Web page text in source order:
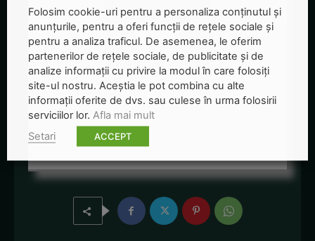
Redactia-Green-Report
+ posts
Folosim cookie-uri pentru a personaliza conținutul și
anunțurile, pentru a oferi funcții de rețele sociale și
pentru a analiza traficul. De asemenea, le oferim
partenerilor de rețele sociale, de publicitate și de
analize informații cu privire la modul în care folosiți
site-ul nostru. Aceștia le pot combina cu alte
informații oferite de dvs. sau culese în urma folosirii
serviciilor lor. Afla mai mult
Setari
ACCEPT